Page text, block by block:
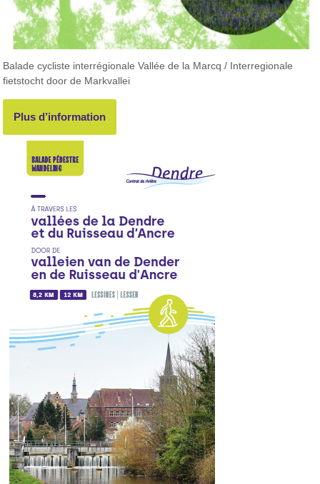
Balade cycliste interrégionale Vallée de la Marcq / Interregionale
fietstocht door de Markvallei
Plus d’information